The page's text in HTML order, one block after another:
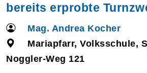
bereits erprobte
Mag. Andrea Kocher
Mariapfarr, Volksschule,
Noggler-Weg 121